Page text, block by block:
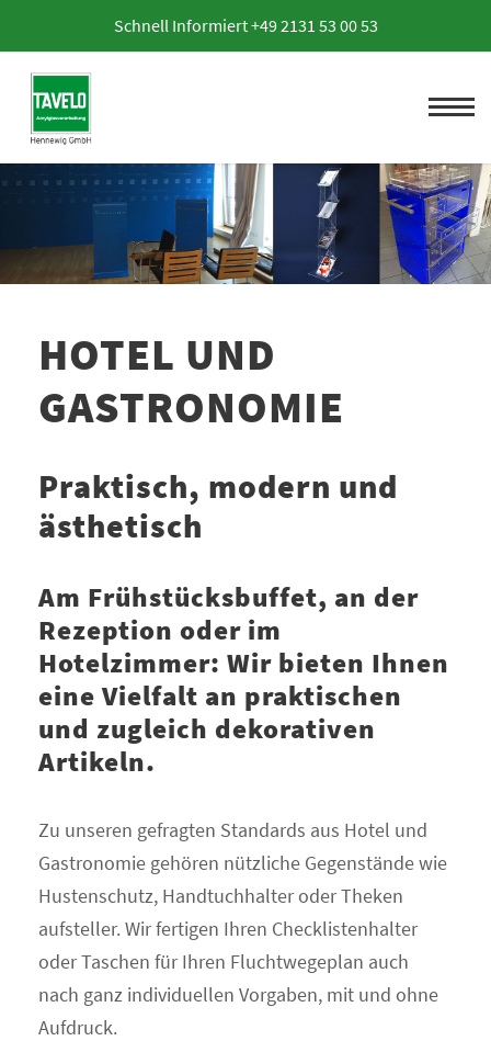
Schnell Informiert +49 2131 53 00 53
HOTEL UND
GASTRONOMIE
Praktisch, modern und
ästhetisch
Am Frühstücksbuffet, an der
Rezeption oder im
Hotelzimmer: Wir bieten Ihnen
eine Vielfalt an praktischen
und zugleich dekorativen
Artikeln.
Zu unseren gefragten Standards aus Hotel und
Gastronomie gehören nützliche Gegenstände wie
Hustenschutz, Handtuchhalter oder Theken
aufsteller. Wir fertigen Ihren Checklistenhalter
oder Taschen für Ihren Fluchtwegeplan auch
nach ganz individuellen Vorgaben, mit und ohne
Aufdruck.